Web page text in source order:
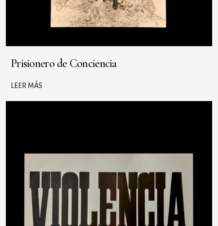
Prisionero de Conciencia
LEER MÁS